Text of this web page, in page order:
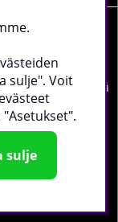
-lue lisää
sulje". Voit
sulje